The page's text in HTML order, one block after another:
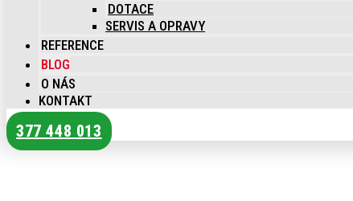
DOTACE
SERVIS A OPRAVY
REFERENCE
BLOG
O NÁS
KONTAKT
377 448 013